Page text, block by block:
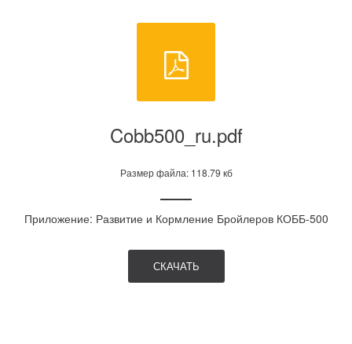
Cobb500_ru.pdf
Размер файла: 118.79 кб
Приложение: Развитие и Кормление Бройлеров КОББ-500
СКАЧАТЬ